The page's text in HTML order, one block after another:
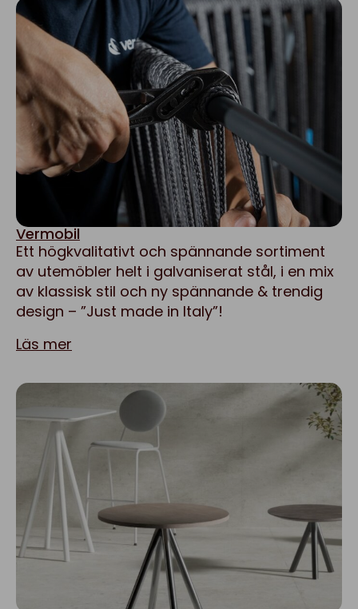
Vermobil
Ett högkvalitativt och spännande sortiment
av utemöbler helt i galvaniserat stål, i en mix
av klassisk stil och ny spännande & trendig
design – ”Just made in Italy”!
Läs mer